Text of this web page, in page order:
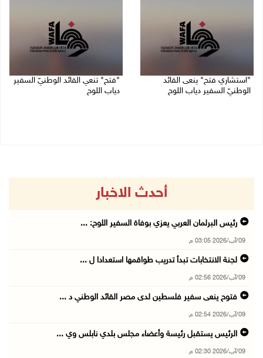
"استشاري فتح" ينعى القائد
الوطنيّ السفير دياب اللوح
"فتح" تنعي القائد الوطنيّ السفير
دياب اللوح
أحدث الاخبار
رئيس البرلمان العربي يعزي بوفاة السفير اللوح: ...
09/آب/2026 03:05 م
لجنة الانتخابات تبدأ تدريب طواقمها استعدادا ل ...
09/آب/2026 02:56 م
فتوح ينعى سفير فلسطين لدى مصر القائد الوطني د ...
09/آب/2026 02:54 م
الرئيس يستقبل رئيسة وأعضاء مجلس بلدي نابلس وي ...
09/آب/2026 02:30 م